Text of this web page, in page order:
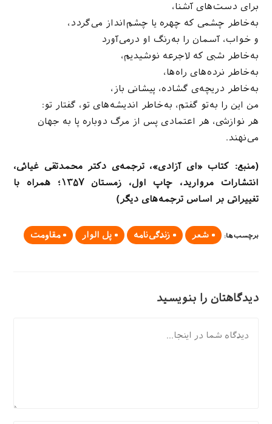
برای دست‌های آشنا،
به‌خاطر چشمی که چهره یا چشم‌انداز می‌گردد،
و خواب، آسمان را به‌رنگ او درمی‌آورد
به‌خاطر شبی که لاجرعه نوشیدیم،
به‌خاطر نرده‌های راه‌ها،
به‌خاطر دریچه‌ی گشاده، پیشانی باز،
من این را به‌تو گفتم، به‌خاطر اندیشه‌های تو، گفتار تو:
هر نوازشی، هر اعتمادی پس از مرگ دوباره پا به جهان
می‌نهند.
(منبع: کتاب «ای آزادی»، ترجمه‌ی دکتر محمدتقی غیاثی،
انتشارات مروارید، چاپ اول، زمستان ۱۳۵۷؛ همراه با
تغییراتی بر اساس ترجمه‌های دیگر)
برچسب‌ها: شعر زندگی‌نامه پل الوار مقاومت
دیدگاهتان را بنویسید